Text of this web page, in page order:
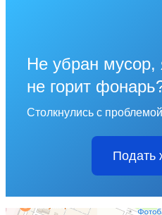
Не убран мусор,
не горит
Столкнулись с
Подать